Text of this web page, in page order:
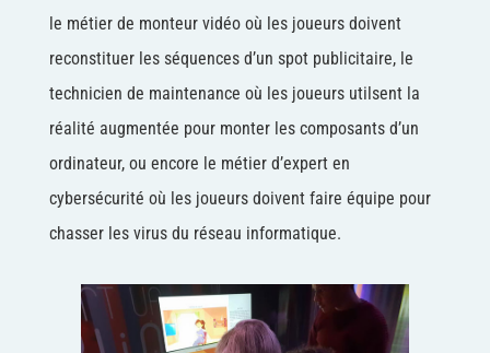
le métier de monteur vidéo où les joueurs doivent
reconstituer les séquences d’un spot publicitaire, le
technicien de maintenance où les joueurs utilsent la
réalité augmentée pour monter les composants d’un
ordinateur, ou encore le métier d’expert en
cybersécurité où les joueurs doivent faire équipe pour
chasser les virus du réseau informatique.